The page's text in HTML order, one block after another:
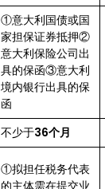
①意大利国债或国
家担保证券抵押②
意大利保险公司出
具的保函③意大利
境内银行出具的保
函
不少于36个月
①拟担任税务代表
的主体需在提交业